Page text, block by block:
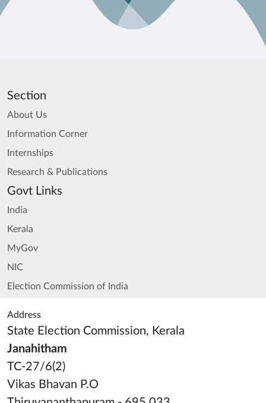
Section
About Us
Information Corner
Internships
Research & Publications
Govt Links
India
Kerala
MyGov
NIC
Election Commission of India
Address
State Election Commission, Kerala
Janahitham
TC-27/6(2)
Vikas Bhavan P.O